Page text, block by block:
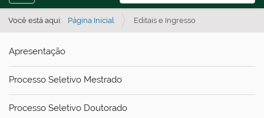
Busca Avançada…
Você está aqui: Página Inicial Editais e Ingresso
Apresentação
Processo Seletivo Mestrado
Processo Seletivo Doutorado